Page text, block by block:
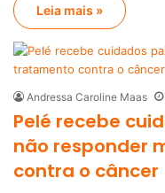
Leia mais »
Andressa Caroline Maas
Pelé recebe
não responder
contra o câncer